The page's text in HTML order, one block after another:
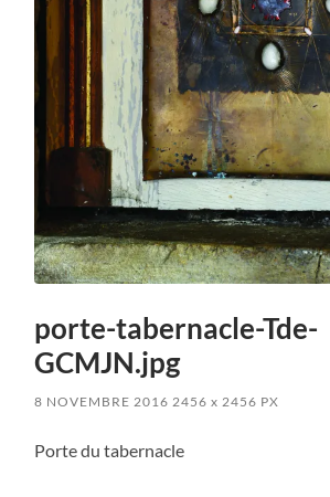
porte-tabernacle-Tde-
GCMJN.jpg
8 NOVEMBRE 2016 2456x 2456 PX
Porte du tabernacle